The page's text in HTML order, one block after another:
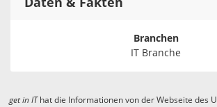
Branchen
IT Branche
get in IThat die Informationen von der Webseite des